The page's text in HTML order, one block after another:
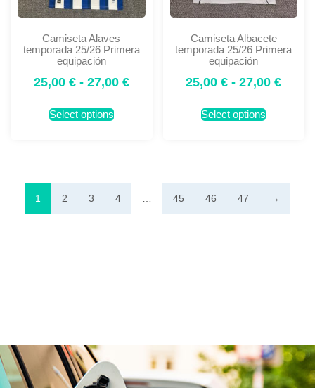
Camiseta Alaves
temporada 25/26 Primera
equipación
25,00 € - 27,00 €
Select options
Camiseta Albacete
temporada 25/26 Primera
equipación
25,00€ - 27,00€
Select options
1 2 3 4 45 46 47 →